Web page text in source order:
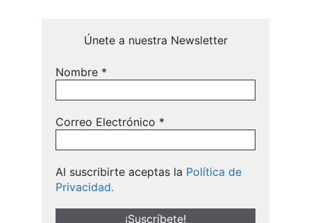
Únete a nuestra Newsletter
Nombre *
Correo Electrónico *
Al suscribirte aceptas la Política de
Privacidad.